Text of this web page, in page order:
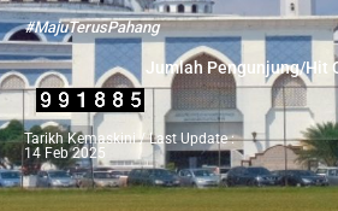
#MajuTerusPahang
Jumlah Pengunjung/Hit
Tarikh Kemaskini / Last Update :
14 Feb 2025